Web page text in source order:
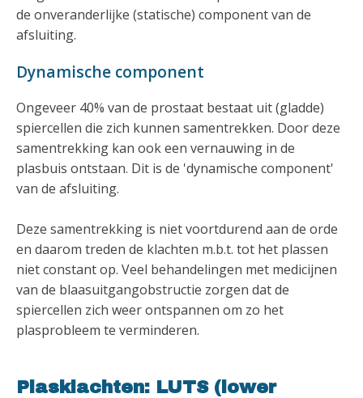
de onveranderlijke (statische) component van de
afsluiting.
Dynamische component
Ongeveer 40% van de prostaat bestaat uit (gladde)
spiercellen die zich kunnen samentrekken. Door deze
samentrekking kan ook een vernauwing in de
plasbuis ontstaan. Dit is de 'dynamische component'
van de afsluiting.
Deze samentrekking is niet voortdurend aan de orde
en daarom treden de klachten m.b.t. tot het plassen
niet constant op. Veel behandelingen met medicijnen
van de blaasuitgangobstructie zorgen dat de
spiercellen zich weer ontspannen om zo het
plasprobleem te verminderen.
Plasklachten: LUTS (lower